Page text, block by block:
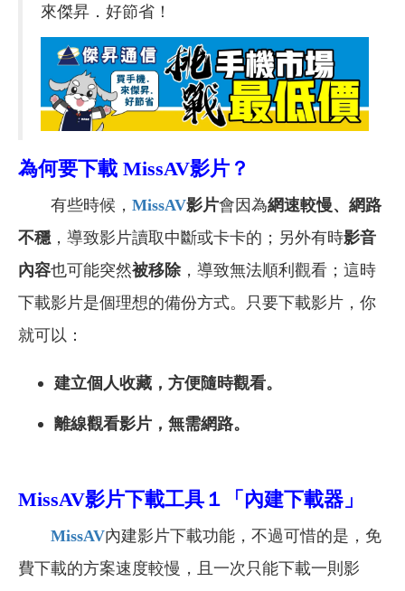
來傑昇．好節省！
為何要下載 MissAV影片？
有些時候， MissAV影片會因為網速較慢、網路
不穩，導致影片讀取中斷或卡卡的；另外有時影音
內容也可能突然被移除，導致無法順利觀看；這時
下載影片是個理想的備份方式。只要下載影片，你
就可以：
建立個人收藏，方便隨時觀看。
離線觀看影片，無需網路。
MissAV影片下載工具１「內建下載器」
MissAV內建影片下載功能，不過可惜的是，免
費下載的方案速度較慢，且一次只能下載一則影